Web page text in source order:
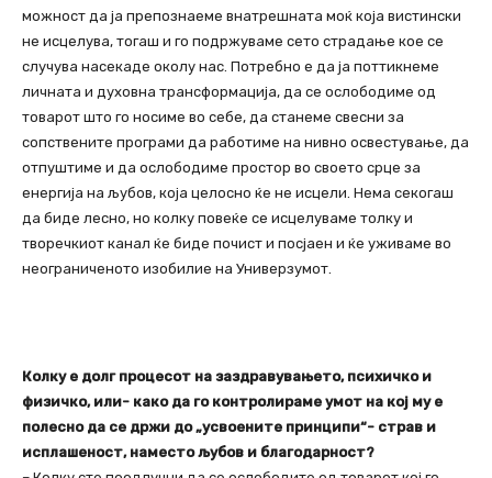
можност да ја препознаеме внатрешната моќ која вистински
не исцелува, тогаш и го подржуваме сето страдање кое се
случува насекаде околу нас. Потребно е да ја поттикнеме
личната и духовна трансформација, да се ослободиме од
товарот што го носиме во себе, да станеме свесни за
сопствените програми да работиме на нивно освестување, да
отпуштиме и да ослободиме простор во своето срце за
енергија на љубов, која целосно ќе не исцели. Нема секогаш
да биде лесно, но колку повеќе се исцелуваме толку и
творечкиот канал ќе биде почист и посјаен и ќе уживаме во
неограниченото изобилие на Универзумот.
Колку е долг процесот на заздравувањето, психичко и
физичко, или- како да го контролираме умот на кој му е
полесно да се држи до „усвоените принципи“- страв и
исплашеност, наместо љубов и благодарност?